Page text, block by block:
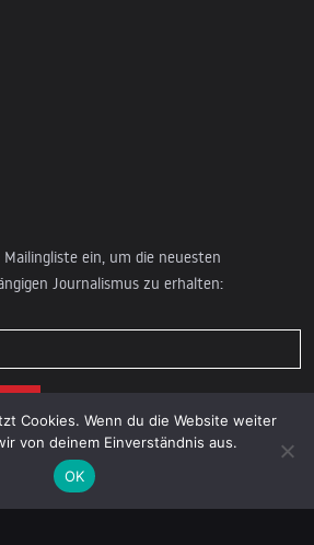
Mailingliste ein, um die neuesten
Journalismus zu erhalten:
Munich e.V. | All rights reserved.
Cookies. Wenn du die Website weiter
von deinem Einverständnis aus.
OK